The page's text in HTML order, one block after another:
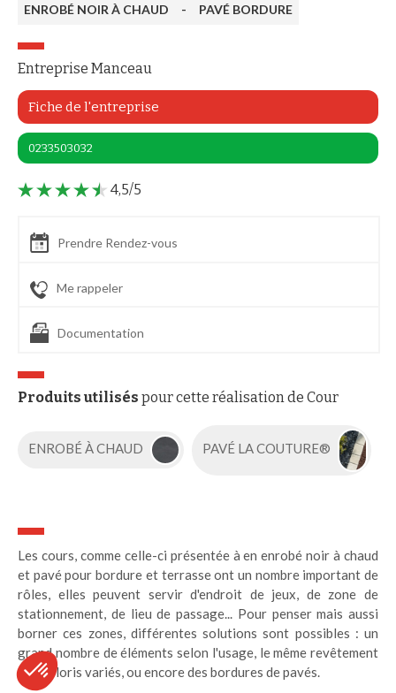
ENROBÉ NOIR À CHAUD - PAVÉ BORDURE
Entreprise Manceau
Fiche de l'entreprise
0233503032
4,5/5
Prendre Rendez-vous
Me rappeler
Documentation
Produits utilisés pour cette réalisation de Cour
ENROBÉ À CHAUD PAVÉ LA COUTURE®
Les cours, comme celle-ci présentée à en enrobé noir à chaud
et pavé pour bordure et terrasse ont un nombre important de
rôles, elles peuvent servir d'endroit de jeux, de zone de
stationnement, de lieu de passage... Pour penser mais aussi
borner ces zones, différentes solutions sont possibles : un
grand nombre de éléments selon l'usage, le même revêtement
aux coloris variés, ou encore des bordures de pavés.